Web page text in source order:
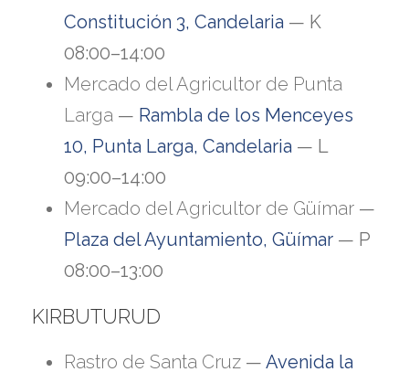
Constitución 3, Candelaria — K
08:00–14:00
Mercado del Agricultor de Punta
Larga — Rambla de los Menceyes
10, Punta Larga, Candelaria — L
09:00–14:00
Mercado del Agricultor de Güímar —
Plaza del Ayuntamiento, Güímar — P
08:00–13:00
KIRBUTURUD
Rastro de Santa Cruz — Avenida la